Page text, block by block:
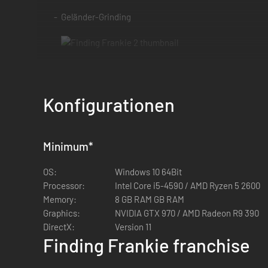
Geländer-Grinding
Und mehr...
Erobere den Parkour-Komplex
Erkunde Frankies Parkour-Komplex, einen riesigen
der Wettbewerb immer gefährlicher wird.
Überlebe die Show
Kämpfe darum, im Spiel zu bleiben, übertrumpfe die
Konfigurationen
Minimum*
OS:
Windows 10 64Bit
Processor:
Intel Core i5-4590 / AMD Ryzen 5 2600
Memory:
8 GB RAM GB RAM
Graphics:
NVIDIA GTX 970 / AMD Radeon R9 390
DirectX:
Version 11
Finding Frankie franchise